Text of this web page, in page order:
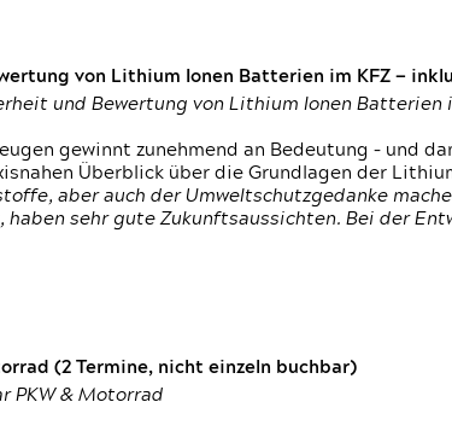
von Lithium Ionen Batterien im KFZ —
und Bewertung von Lithium Ionen Batterien
gewinnt zunehmend an Bedeutung – und
Überblick über die Grundlagen der
aber auch der Umweltschutzgedanke
sehr gute Zukunftsaussichten. Bei der
(2 Termine, nicht einzeln buchbar)
PKW & Motorrad